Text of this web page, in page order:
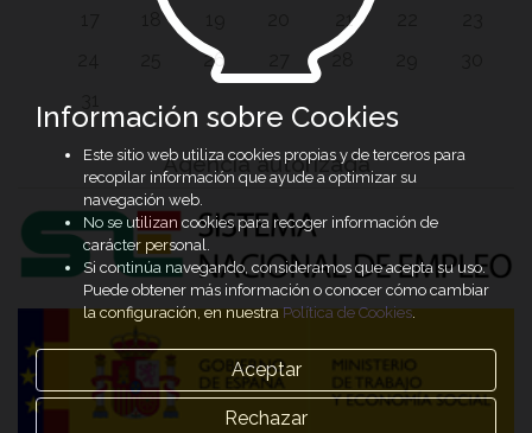
21
26 28
Agencia autorizada
Información sobre Cookies
Este sitio web utiliza cookies propias y de terceros para
recopilar información que ayude a optimizar su
navegación web.
No se utilizan cookies para recoger información de
carácter personal.
Si continúa navegando, consideramos que acepta su uso.
Puede obtener más información o conocer cómo cambiar
la configuración, en nuestraPolítica de Cookies.
Aceptar
Rechazar